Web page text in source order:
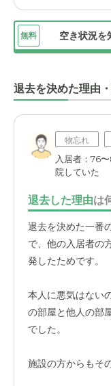
ち家族にとっても
の使いやすさです
で、車で訪問する
がかかる印象でし
が、実際に何度も
さっと立ち寄れる
じます。叔母に会
ているので、この
りません。
無料 空き状況を
退去を決めた理由
物忘れ
入居者：76
院していた
退去した理由は
退去を決めた一番
で、他の入居者の
発したためです。
本人に悪気はない
の部屋と他人の部
でした。
施設の方からもそ